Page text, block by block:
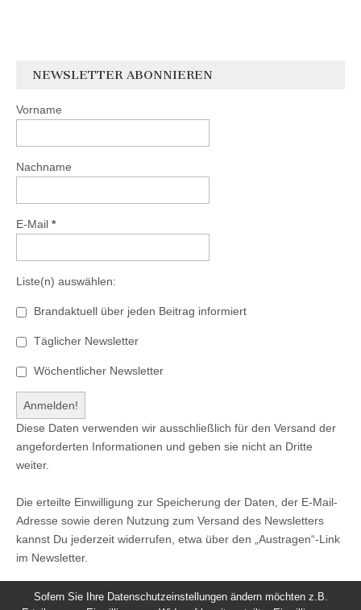
NEWSLETTER ABONNIEREN
Vorname
Nachname
E-Mail *
Liste(n) auswählen:
Brandaktuell über jeden Beitrag informiert
Täglicher Newsletter
Wöchentlicher Newsletter
Diese Daten verwenden wir ausschließlich für den Versand der
angeforderten Informationen und geben sie nicht an Dritte
weiter.
Die erteilte Einwilligung zur Speicherung der Daten, der E-Mail-
Adresse sowie deren Nutzung zum Versand des Newsletters
kannst Du jederzeit widerrufen, etwa über den „Austragen“-Link
im Newsletter.
Sofern Sie Ihre Datenschutzeinstellungen ändern möchten z.B.